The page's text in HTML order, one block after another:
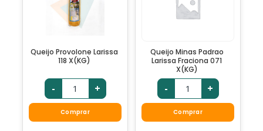
Queijo Provolone Larissa
118 X(KG)
- +
Comprar
Queijo Minas Padrao
Larissa Fraciona 071
X(KG)
- +
Comprar